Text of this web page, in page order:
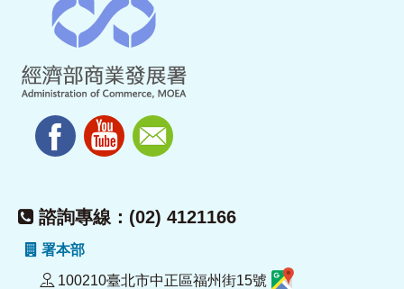
諮詢專線：(02) 4121166
署本部
100210臺北市中正區福州街15號